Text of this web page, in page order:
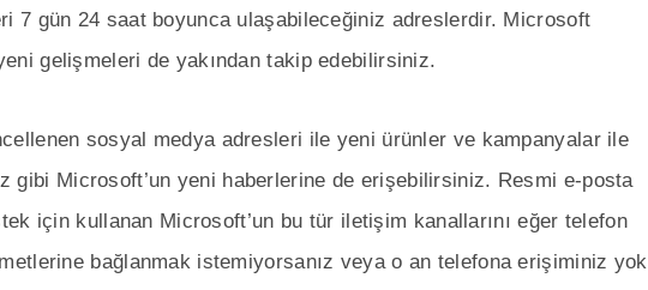
7 gün 24 saat boyunca ulaşabileceğiniz adreslerdir. Microsoft
gelişmeleri de yakından takip edebilirsiniz.
sosyal medya adresleri ile yeni ürünler ve kampanyalar ile
gibi Microsoft’un yeni haberlerine de erişebilirsiniz. Resmi e-posta
için kullanan Microsoft’un bu tür iletişim kanallarını eğer telefon
bağlanmak istemiyorsanız veya o an telefona erişiminiz yok